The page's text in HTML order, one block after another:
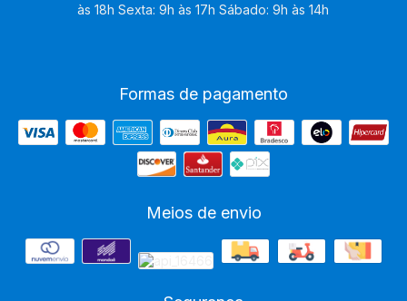
às 18h Sexta: 9h às 17h Sábado: 9h às 14h
Formas de pagamento
Meios de envio